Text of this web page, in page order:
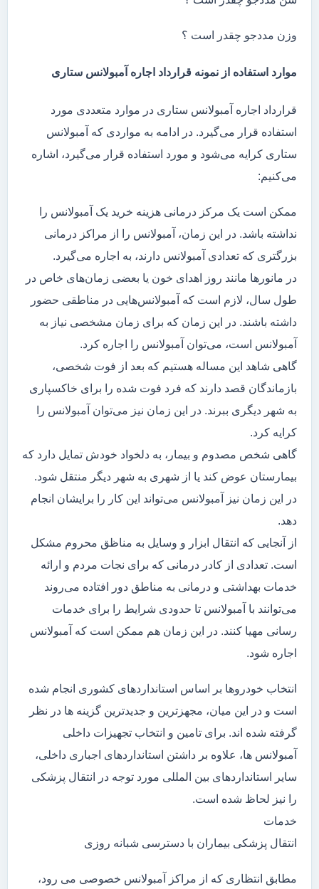
وزن مددجو چقدر است ؟
موارد استفاده از نمونه قرارداد اجاره آمبولانس ستاری
قرارداد اجاره آمبولانس ستاری در موارد متعددی مورد
استفاده قرار می‌گیرد. در ادامه به مواردی که آمبولانس
ستاری کرایه می‌شود و مورد استفاده قرار می‌گیرد، اشاره
می‌کنیم:
ممکن است یک مرکز درمانی هزینه خرید یک آمبولانس را
نداشته باشد. در این زمان، آمبولانس را از مراکز درمانی
بزرگتری که تعدادی آمبولانس دارند، به اجاره می‌گیرد.
در مانور‌ها مانند روز اهدای خون یا بعضی زمان‌های خاص در
طول سال، لازم است که آمبولانس‌هایی در مناطقی حضور
داشته باشند. در این زمان که برای زمان مشخصی نیاز به
آمبولانس است، می‌توان آمبولانس را اجاره کرد.
گاهی شاهد این مساله هستیم که بعد از فوت شخصی،
بازماندگان قصد دارند که فرد فوت شده را برای خاکسپاری
به شهر دیگری ببرند. در این زمان نیز می‌توان آمبولانس را
کرایه کرد.
گاهی شخص مصدوم و بیمار، به دلخواد خودش تمایل دارد که
بیمارستان عوض کند یا از شهری به شهر دیگر منتقل شود.
در این زمان نیز آمبولانس می‌تواند این کار را برایشان انجام
دهد.
از آنجایی که انتقال ابزار و وسایل به مناظق محروم مشکل
است. تعدادی از کادر درمانی که برای نجات مردم و ارائه
خدمات بهداشتی و درمانی به مناطق دور افتاده می‌روند
می‌توانند با آمبولانس تا حدودی شرایط را برای خدمات
رسانی مهیا کنند. در این زمان هم ممکن است که آمبولانس
اجاره شود.
انتخاب خودروها بر اساس استانداردهای کشوری انجام شده
است و در این میان، مجهزترین و جدیدترین گزینه ها در نظر
گرفته شده اند. برای تامین و انتخاب تجهیزات داخلی
آمبولانس ها، علاوه بر داشتن استانداردهای اجباری داخلی،
سایر استانداردهای بین المللی مورد توجه در انتقال پزشکی
را نیز لحاظ شده است.
خدمات
انتقال پزشکی بیماران با دسترسی شبانه روزی
مطابق انتظاری که از مراکز آمبولانس خصوصی می رود،